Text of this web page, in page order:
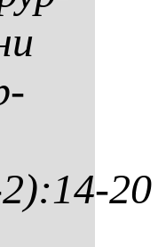
20